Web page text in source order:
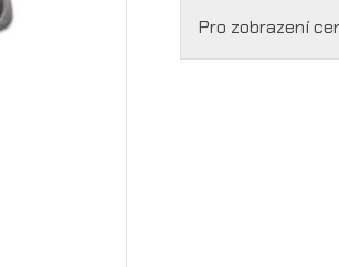
Pro zobrazení